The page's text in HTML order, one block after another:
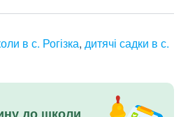
в с. Рогізка, дитячі садки в с.
до школи